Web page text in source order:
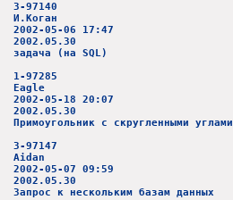
3-97140
И.Коган
2002-05-06 17:47
2002.05.30
задача (на SQL)
1-97285
Eagle
2002-05-18 20:07
2002.05.30
Примоугольник с скругленными углами
3-97147
Aidan
2002-05-07 09:59
2002.05.30
Запрос к нескольким базам данных